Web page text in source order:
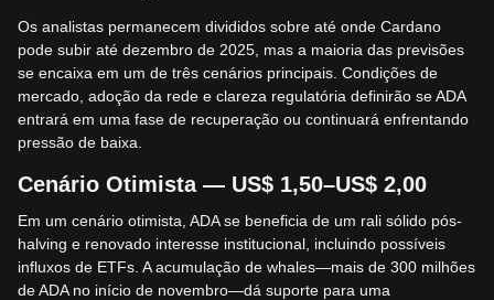
Os analistas permanecem divididos sobre até onde Cardano
pode subir até dezembro de 2025, mas a maioria das previsões
se encaixa em um de três cenários principais. Condições de
mercado, adoção da rede e clareza regulatória definirão se ADA
entrará em uma fase de recuperação ou continuará enfrentando
pressão de baixa.
Cenário Otimista — US$ 1,50–US$ 2,00
Em um cenário otimista, ADA se beneficia de um rali sólido pós-
halving e renovado interesse institucional, incluindo possíveis
influxos de ETFs. A acumulação de whales—mais de 300 milhões
de ADA no início de novembro—dá suporte para uma